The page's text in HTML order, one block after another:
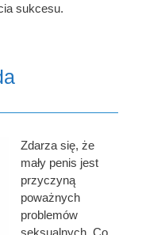
sukcesu.
Zdarza się, że
mały penis jest
przyczyną
poważnych
problemów